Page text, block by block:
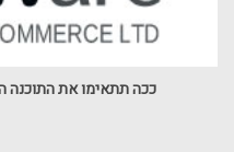
ככה תתאימו את התוכנה